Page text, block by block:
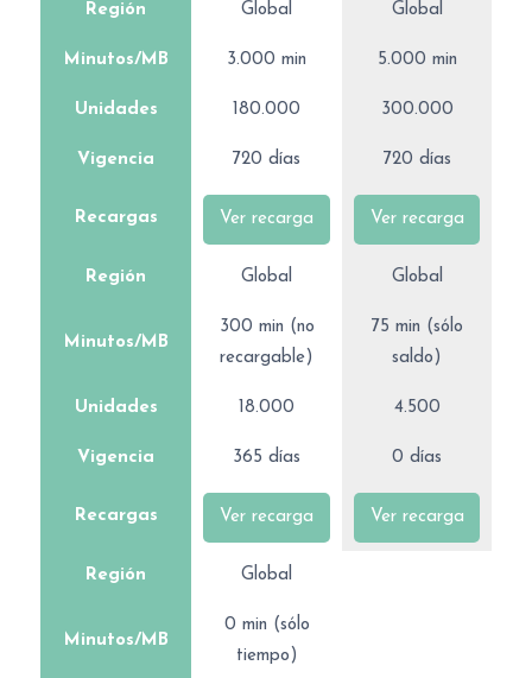
Región Global Global
Minutos/MB 3.000 min 5.000 min
Unidades 180.000 300.000
Vigencia 720 días 720 días
Recargas Ver recarga Ver recarga
Región Global Global
Minutos/MB
300 min (no
recargable)
75 min (sólo
saldo)
Unidades 18.000 4.500
Vigencia 365 días 0 días
Recargas Ver recarga Ver recarga
Región Global
Minutos/MB
0 min (sólo
tiempo)